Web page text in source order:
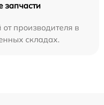
запчасти
производителя в
складах.